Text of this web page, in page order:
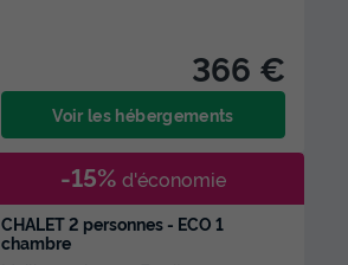
366 €
Voir les hébergements
CHALET 2 personnes - ECO 1
chambre
-15% d'économie